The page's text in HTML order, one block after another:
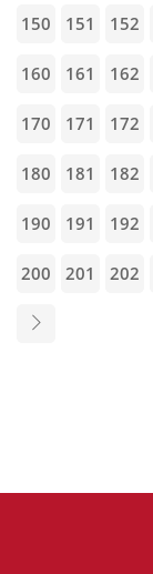
150 151 152
160 161 162
170 171 172
180 181 182
190 191 192
200 201 202